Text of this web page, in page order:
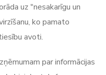
uz "nesakarīgu un
ko pamato
avoti.
par informācijas